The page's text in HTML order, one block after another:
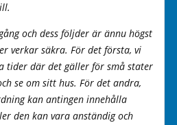
och dess följder är ännu högst
verkar säkra. För det första, vi
tider där det gäller för små stater
se om sitt hus. För det andra,
kan antingen innehålla
den kan vara anständig och